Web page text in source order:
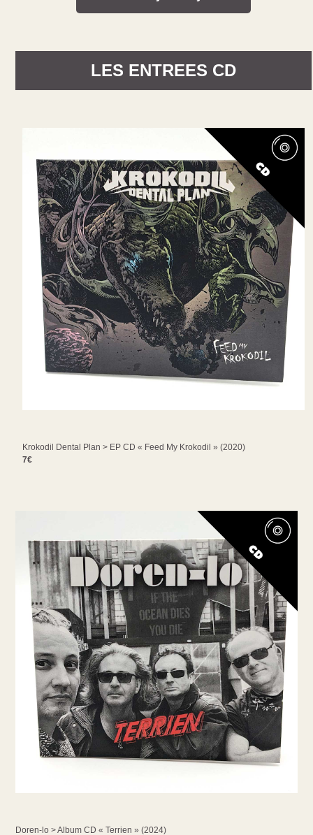
LES ENTREES CD
Krokodil Dental Plan > EP CD « Feed My Krokodil » (2020)
7€
Doren-lo > Album CD « Terrien » (2024)